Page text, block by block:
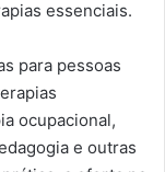
essenciais.
para pessoas
ocupacional,
e outras